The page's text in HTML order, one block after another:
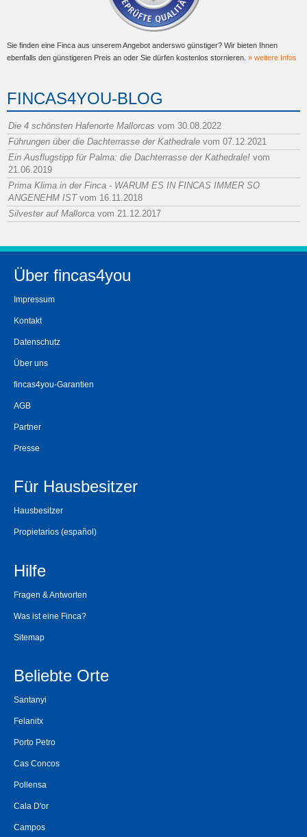
Sie finden eine Finca aus unserem Angebot anderswo günstiger? Wir bieten Ihnen
ebenfalls den günstigeren Preis an oder Sie dürfen kostenlos stornieren. » weitere Infos
FINCAS4YOU-BLOG
Die 4 schönsten Hafenorte Mallorcas vom 30.08.2022
Führungen über die Dachterrasse der Kathedrale vom 07.12.2021
Ein Ausflugstipp für Palma: die Dachterrasse der Kathedrale! vom
21.06.2019
Prima Klima in der Finca - WARUM ES IN FINCAS IMMER SO
ANGENEHM ISTvom 16.11.2018
Silvester auf Mallorca vom 21.12.2017
Über fincas4you
Impressum
Kontakt
Datenschutz
Über uns
fincas4you-Garantien
AGB
Partner
Presse
Für Hausbesitzer
Hausbesitzer
Propietarios (español)
Hilfe
Fragen & Antworten
Was ist eine Finca?
Sitemap
Beliebte Orte
Santanyi
Felanitx
Porto Petro
Cas Concos
Pollensa
Cala D'or
Campos